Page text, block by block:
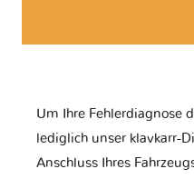
Um Ihre Fehlerdiagnose
lediglich unser klavkarr-
Anschluss Ihres